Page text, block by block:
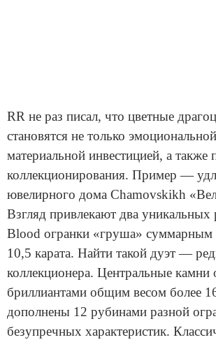
RR не раз писал, что цветные
становятся не только
материальной инвестицией, а также
коллекционирования. Пример —
ювелирного дома Chamovskikh
Взгляд привлекают два уникальных
Blood огранки «груша» суммарным
10,5 карата. Найти такой дуэт —
коллекционера. Центральные
бриллиантами общим весом более
дополнены 12 рубинами разной
безу­пречных характеристик.